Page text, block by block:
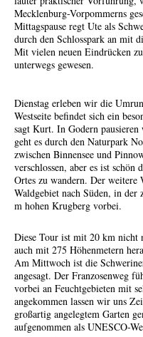
Mecklenburg-Vorpommerns
Mittagspause regt Ute als
durch den Schlosspark an mit
Mit vielen neuen Eindrücken
unterwegs gewesen.
Dienstag erleben wir die
Westseite befindet sich ein
sagt Kurt. In Godern
geht es durch den Naturpark
zwischen Binnensee und
verschlossen, aber es ist
Ortes zu wandern. Der weitere
Waldgebiet nach Süden, in der
m hohen Krugberg vorbei.
Diese Tour ist mit 20 km nicht
auch mit 275 Höhenmetern
Am Mittwoch ist die
angesagt. Der Franzosenweg
vorbei an Feuchtgebieten mit
angekommen lassen wir uns
großartig angelegtem Garten
aufgenommen als UNESCO-